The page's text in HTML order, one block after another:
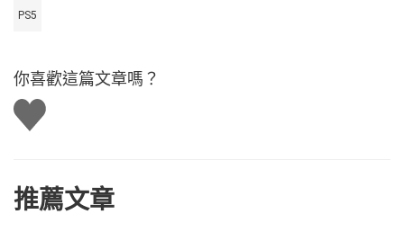
PS5
你喜歡這篇文章嗎？
讚
推薦文章